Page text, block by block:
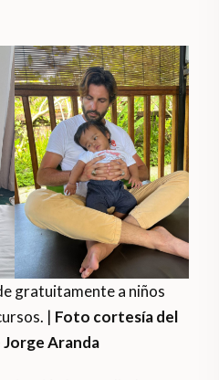
gratuitamente a niños
| Foto cortesía del
Aranda